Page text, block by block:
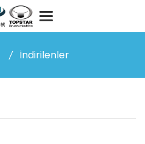
İndirilenler